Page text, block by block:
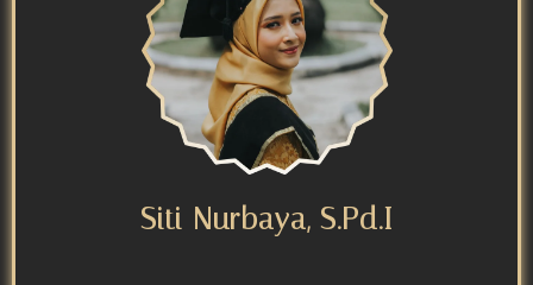
Siti Nurbaya, S.Pd.I